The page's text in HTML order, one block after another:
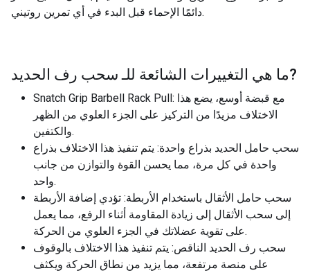
دائمًا الإحماء قبل البدء في أي تمرين روتيني.
ما هي التغييرات الشائعة للـ سحب رف الحديد ?
Snatch Grip Barbell Rack Pull: مع قبضة أوسع، يضع هذا
الاختلاف مزيدًا من التركيز على الجزء العلوي من الظهر
والكتفين.
سحب حامل الحديد بذراع واحدة: يتم تنفيذ هذا الاختلاف بذراع
واحدة في كل مرة، مما يحسن القوة والتوازن من جانب
واحد.
سحب حامل الأثقال باستخدام الأربطة: تؤدي إضافة الأربطة
إلى سحب الأثقال إلى زيادة المقاومة أثناء الرفع، مما يعمل
على تقوية عضلاتك في الجزء العلوي من الحركة.
سحب رف الحديد الناقص: يتم تنفيذ هذا الاختلاف بالوقوف
على منصة مرتفعة، مما يزيد من نطاق الحركة ويكثف